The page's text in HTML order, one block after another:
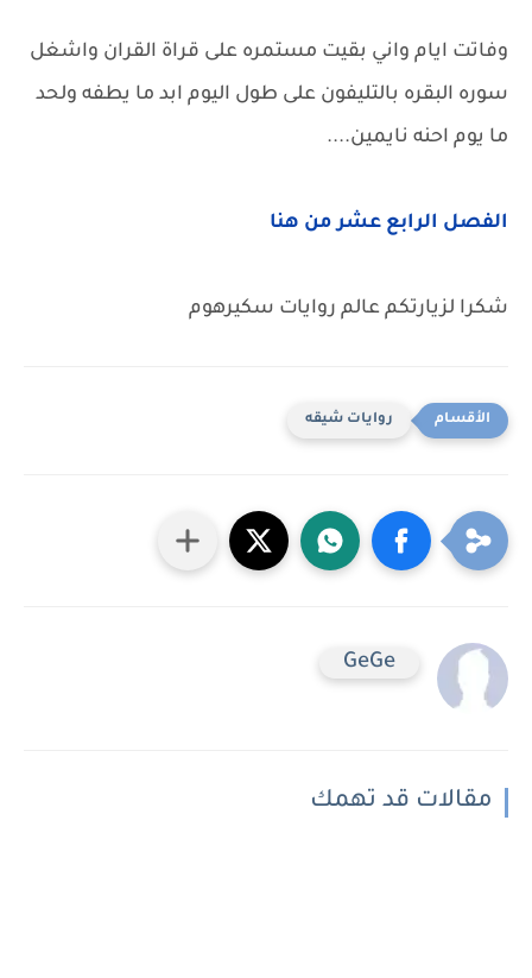
وفاتت ايام واني بقيت مستمره على قراة القران واشغل
سوره البقره بالتليفون على طول اليوم ابد ما يطفه ولحد
ما يوم احنه نايمين....
الفصل الرابع عشر من هنا
شكرا لزيارتكم عالم روايات سكيرهوم
روايات شيقه
GeGe
مقالات قد تهمك